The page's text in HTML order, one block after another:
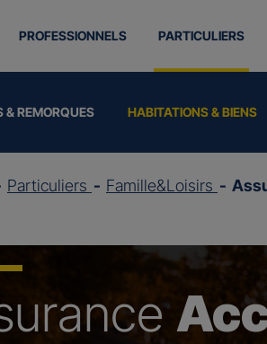
PROFESSIONNELS PARTICULIERS
& REMORQUES HABITATIONS & BIENS
Particuliers Famille&Loisirs